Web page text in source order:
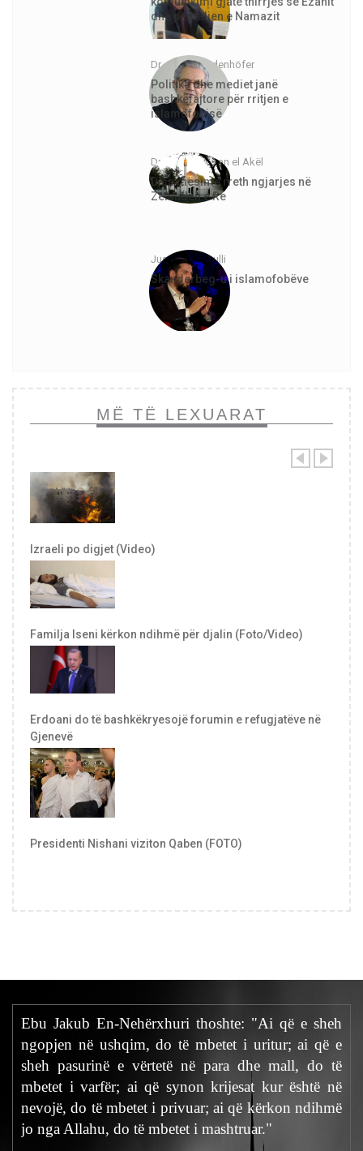
dhe për faljen e Namazit
Dr. Jürgen Todenhöfer
Politika dhe mediet janë
bashkëfajtore për rritjen e
islamofobisë
Dr. Abdurrahman el Akël
Disa mësime rreth ngjarjes në
Zelandën e Re
Justinian Topulli
Skanderbeg-u i islamofobëve
MË TË LEXUARAT
Izraeli po digjet (Video)
Familja Iseni kërkon ndihmë për djalin (Foto/Video)
Erdoani do të bashkëkryesojë forumin e refugjatëve në
Gjenevë
Presidenti Nishani viziton Qaben (FOTO)
Ebu Jakub En-Nehërxhuri thoshte: "Ai që e sheh
ngopjen në ushqim, do të mbetet i uritur; ai që e
sheh pasurinë e vërtetë në para dhe mall, do të
mbetet i varfër; ai që synon krijesat kur është në
nevojë, do të mbetet i privuar; ai që kërkon ndihmë
jo nga Allahu, do të mbetet i mashtruar."